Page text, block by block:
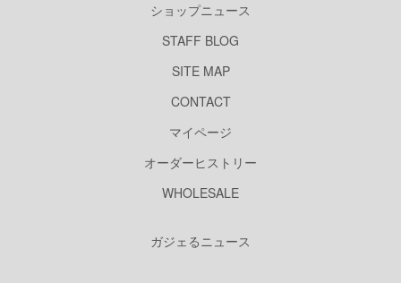
ショップニュース
STAFF BLOG
SITE MAP
CONTACT
マイページ
オーダーヒストリー
WHOLESALE
ガジェるニュース